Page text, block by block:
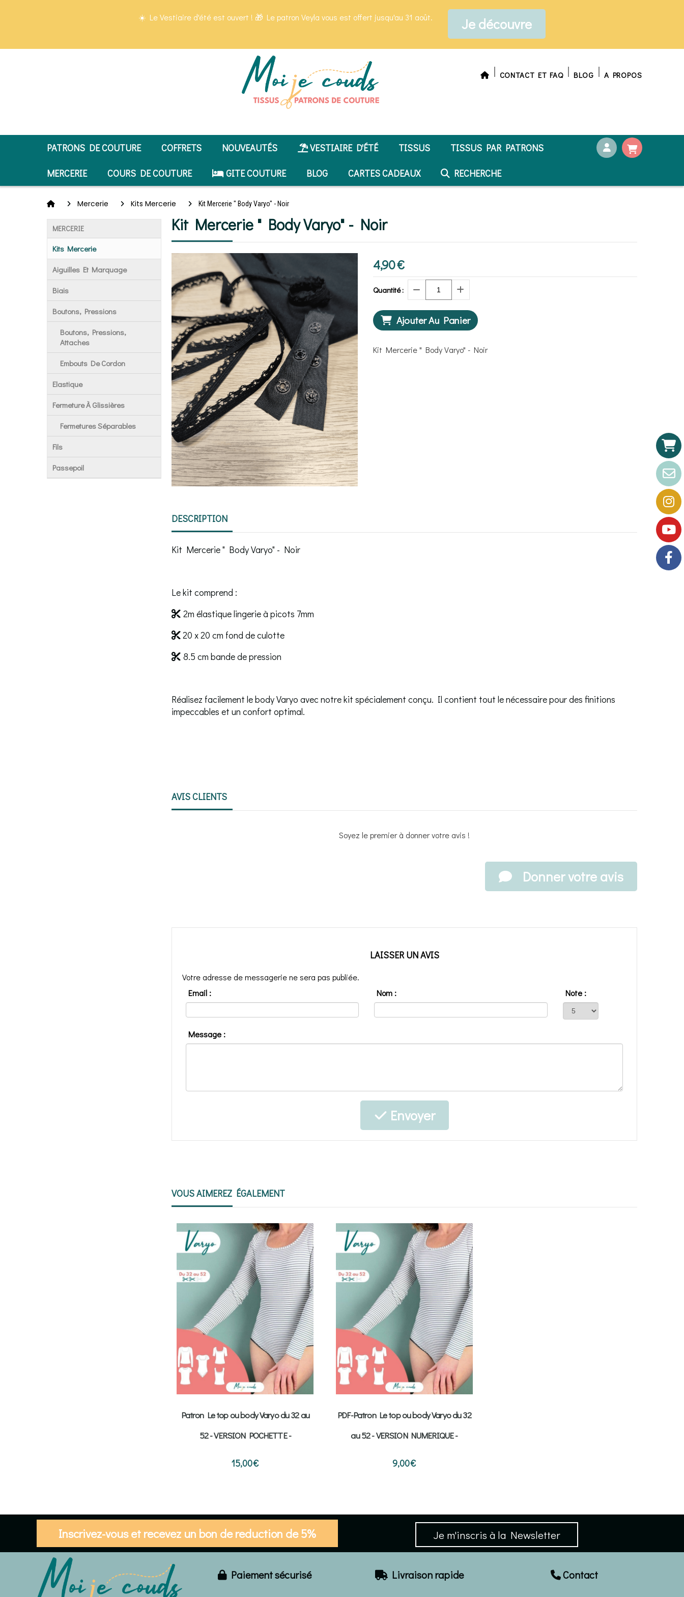
☀️ Le Vestiaire d'été est ouvert ! 🎁 Le patron Veyla vous est offert jusqu'au 31 août. Je découvre
CONTACT ET FAQ BLOG A PROPOS
PATRONS DE COUTURE COFFRETS NOUVEAUTÉS VESTIAIRE D'ÉTÉ TISSUS TISSUS PAR PATRONS
MERCERIE COURS DE COUTURE GITE COUTURE BLOG CARTES CADEAUX RECHERCHE
MERCERIE
Kits Mercerie
Aiguilles Et Marquage
Biais
Boutons, Pressions
Boutons, Pressions,
Attaches
Embouts De Cordon
Elastique
Fermeture À Glissières
Fermetures Séparables
Fils
Passepoil
Mercerie Kits Mercerie Kit Mercerie " Body Varyo" - Noir
Kit Mercerie " Body Varyo" - Noir
4,90€
Quantité :
Ajouter Au Panier
Kit Mercerie " Body Varyo" - Noir
DESCRIPTION
Kit Mercerie " Body Varyo" - Noir
Le kit comprend :
 2m élastique lingerie à picots 7mm
 20 x 20 cm fond de culotte
 8.5 cm bande de pression
Réalisez facilement le body Varyo avec notre kit spécialement conçu. Il contient tout le nécessaire pour des finitions
impeccables et un confort optimal.
AVIS CLIENTS
Soyez le premier à donner votre avis !
Donner votre avis
LAISSER UN AVIS
Votre adresse de messagerie ne sera pas publiée.
Email :
Nom : Note :
Message :
Envoyer
VOUS AIMEREZ ÉGALEMENT
Patron Le top ou body Varyo du 32 au
52 - VERSION POCHETTE -
15,00€
PDF-Patron Le top ou body Varyo du 32
au 52 - VERSION NUMERIQUE -
9,00€
Inscrivez-vous et recevez un bon de reduction de 5% Je m'inscris à la Newsletter
 Paiement sécurisé  Livraison rapide Contact